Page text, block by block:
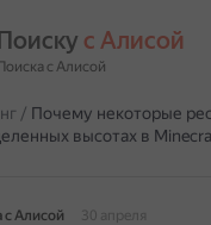
с Алисой
с Алисой
/ Почему некоторые
высотах в
с Алисой
30 апреля